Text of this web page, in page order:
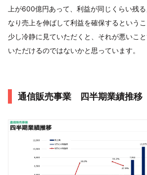
上が600億円あって、利益が同じくらい残
なり売上を伸ばして利益を確保するというこ
少し冷静に見ていただくと、それが悪いこ
いただけるのではないかと思っています。
通信販売事業 四半期業績推移